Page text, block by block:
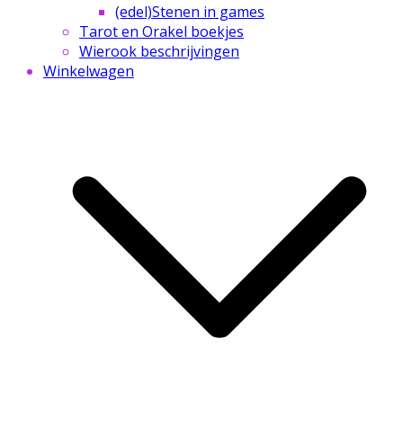
(edel)Stenen in games
Tarot en Orakel boekjes
Wierook beschrijvingen
Winkelwagen